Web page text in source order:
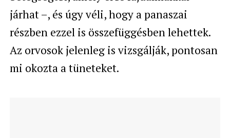
járhat –, és úgy véli, hogy a panaszai
részben ezzel is összefüggésben lehettek.
Az orvosok jelenleg is vizsgálják, pontosan
mi okozta a tüneteket.